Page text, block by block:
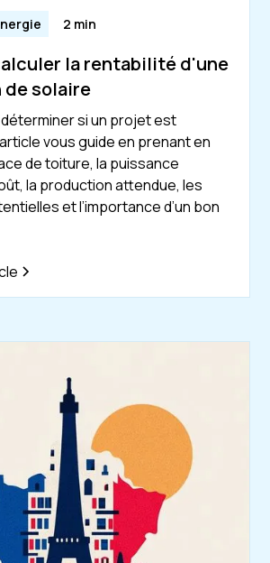
2 min
la rentabilité d'une
solaire
si un projet est
vous guide en prenant en
de toiture, la puissance
la production attendue, les
et l’importance d’un bon